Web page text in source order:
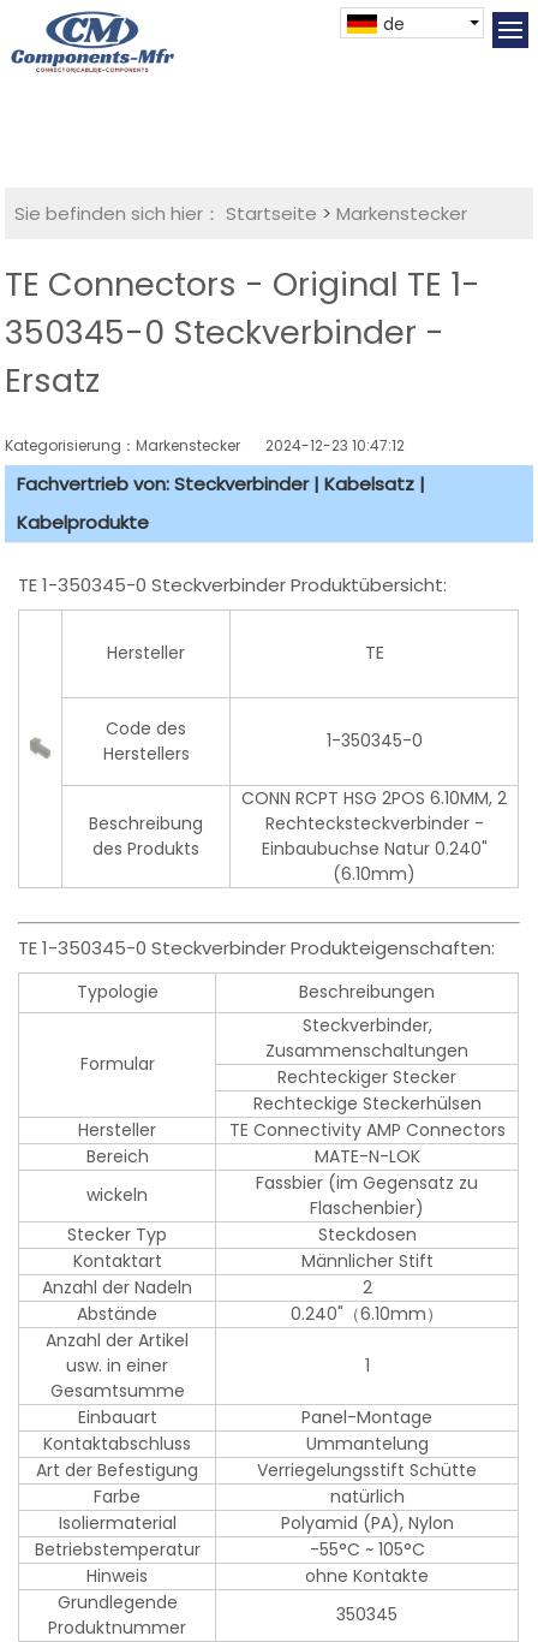
de
Sie befinden sich hier： Startseite >Markenstecker
TE Connectors - Original TE 1-
350345-0 Steckverbinder -
Ersatz
Kategorisierung：Markenstecker 2024-12-23 10:47:12
Fachvertrieb von: Steckverbinder | Kabelsatz |
Kabelprodukte
TE 1-350345-0 Steckverbinder Produktübersicht:
Hersteller TE
Code des
Herstellers
1-350345-0
Beschreibung
des Produkts
CONN RCPT HSG 2POS 6.10MM, 2
Rechtecksteckverbinder -
Einbaubuchse Natur 0.240"
(6.10mm)
TE 1-350345-0 Steckverbinder Produkteigenschaften:
Typologie Beschreibungen
Formular
Steckverbinder,
Zusammenschaltungen
Rechteckiger Stecker
Rechteckige Steckerhülsen
Hersteller
TE Connectivity AMP Connectors
Bereich
MATE-N-LOK
wickeln
Fassbier (im Gegensatz zu
Flaschenbier)
Stecker Typ
Steckdosen
Kontaktart
Männlicher Stift
Anzahl der Nadeln
2
Abstände
0.240"（6.10mm）
Anzahl der Artikel
usw. in einer
Gesamtsumme
1
Einbauart
Panel-Montage
Kontaktabschluss
Ummantelung
Art der Befestigung
Verriegelungsstift Schütte
Farbe
natürlich
Isoliermaterial
Polyamid (PA), Nylon
Betriebstemperatur
-55°C ~ 105°C
Hinweis
ohne Kontakte
Grundlegende
Produktnummer
350345